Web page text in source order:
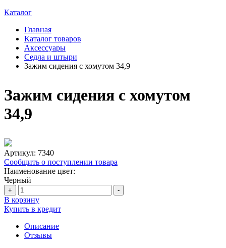
Каталог
Главная
Каталог товаров
Аксессуары
Седла и штыри
Зажим сидения с хомутом 34,9
Зажим сидения с хомутом
34,9
Артикул: 7340
Сообщить о поступлении товара
Наименование цвет:
Черный
+ -
В корзину
Купить в кредит
Описание
Отзывы